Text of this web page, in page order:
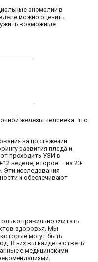
аномалии в
можно оценить
возможные
железы человека: что
на протяжении
развития плода и
проходить УЗИ в
неделе, второе — на 20-
Эти исследования
и обеспечивают
правильно считать
здоровья. Мы
могут быть
В них вы найдете ответы
с медицинскими